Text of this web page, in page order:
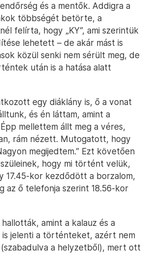
és a mentők. Addigra a
többségét betörte, a
felírta, hogy „KY”, ami szerintük
lehetett – de akár mást is
közül senki nem sérült meg, de
után is a hatása alatt
egy diáklány is, ő a vonat
és én láttam, amint a
mellettem állt meg a véres,
rám nézett. Mutogatott, hogy
megijedtem.” Ezt követően
hogy mi történt velük,
17.45-kor kezdődött a borzalom,
az ő telefonja szerint 18.56-kor
amint a kalauz és a
jelenti a történteket, azért nem
a helyzetből), mert ott